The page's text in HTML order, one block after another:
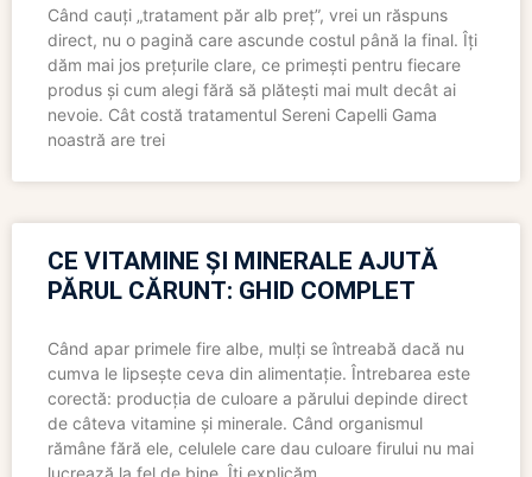
Când cauți „tratament păr alb preț”, vrei un răspuns
direct, nu o pagină care ascunde costul până la final. Îți
dăm mai jos prețurile clare, ce primești pentru fiecare
produs și cum alegi fără să plătești mai mult decât ai
nevoie. Cât costă tratamentul Sereni Capelli Gama
noastră are trei
CE VITAMINE ȘI MINERALE AJUTĂ
PĂRUL CĂRUNT: GHID COMPLET
Când apar primele fire albe, mulți se întreabă dacă nu
cumva le lipsește ceva din alimentație. Întrebarea este
corectă: producția de culoare a părului depinde direct
de câteva vitamine și minerale. Când organismul
rămâne fără ele, celulele care dau culoare firului nu mai